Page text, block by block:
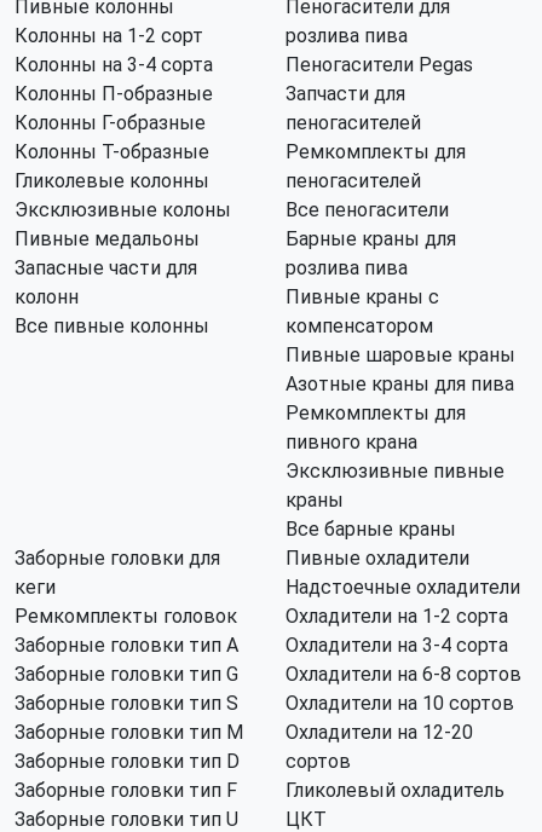
Пивные колонны
Колонны на 1-2 сорт
Колонны на 3-4 сорта
Колонны П-образные
Колонны Г-образные
Колонны Т-образные
Гликолевые колонны
Эксклюзивные колоны
Пивные медальоны
Запасные части для
колонн
Все пивные колонны
Пеногасители для
розлива пива
Пеногасители Pegas
Запчасти для
пеногасителей
Ремкомплекты для
пеногасителей
Все пеногасители
Барные краны для
розлива пива
Пивные краны с
компенсатором
Пивные шаровые краны
Азотные краны для пива
Ремкомплекты для
пивного крана
Эксклюзивные пивные
краны
Все барные краны
Заборные головки для
кеги
Ремкомплекты головок
Заборные головки тип А
Заборные головки тип G
Заборные головки тип S
Заборные головки тип M
Заборные головки тип D
Заборные головки тип F
Заборные головки тип U
Пивные охладители
Надстоечные охладители
Охладители на 1-2 сорта
Охладители на 3-4 сорта
Охладители на 6-8 сортов
Охладители на 10 сортов
Охладители на 12-20
сортов
Гликолевый охладитель
ЦКТ